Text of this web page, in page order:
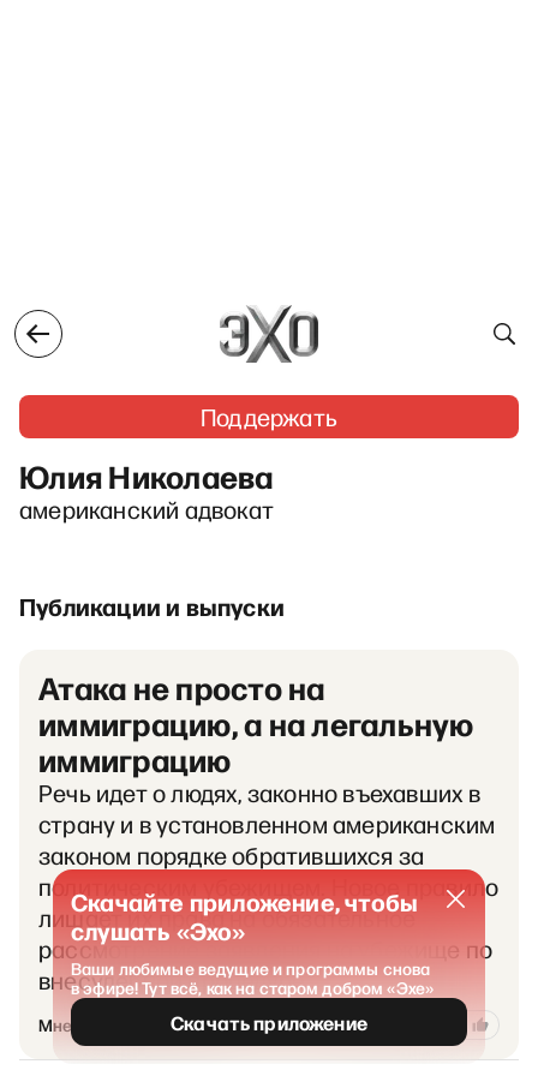
Поддержать
Юлия Николаева
американский адвокат
Публикации и выпуски
Атака не просто на
иммиграцию, а на легальную
иммиграцию
Речь идет о людях, законно въехавших в
страну и в установленном американским
законом порядке обратившихся за
политическим убежищем. Новое правило
лишает их права на обязательное
рассмотрение заявления на убежище по
внесудебной процедуре…
Мнения 29 июля 2026 1604
Скачайте приложение, чтобы
слушать «Эхо»
Ваши любимые ведущие и программы снова
в эфире! Тут всё, как на старом добром «Эхе»
Скачать приложение